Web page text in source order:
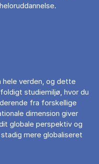
verden, og dette
studiemiljø, hvor du
fra forskellige
dimension giver
globale perspektiv og
mere globaliseret